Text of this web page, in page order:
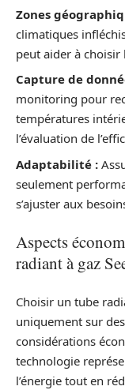
Zones
climatiques
peut aider à
Capture de
monitoring pour
températures
l’évaluation de
Adaptabilité :
seulement
s’ajuster aux
Aspects
radiant à gaz
Choisir un tube
uniquement sur
considérations
technologie
l’énergie tout en